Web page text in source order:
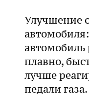
Улучшение
автомобиль
плавно,
лучше
педали газа.